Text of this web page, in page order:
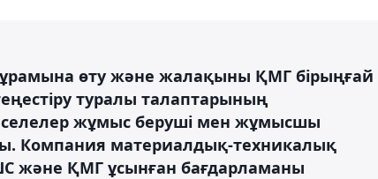
өту және жалақыны ҚМГ бірыңғай
туралы талаптарының
жұмыс беруші мен жұмысшы
Компания материалдық-техникалық
және ҚМГ ұсынған бағдарламаны